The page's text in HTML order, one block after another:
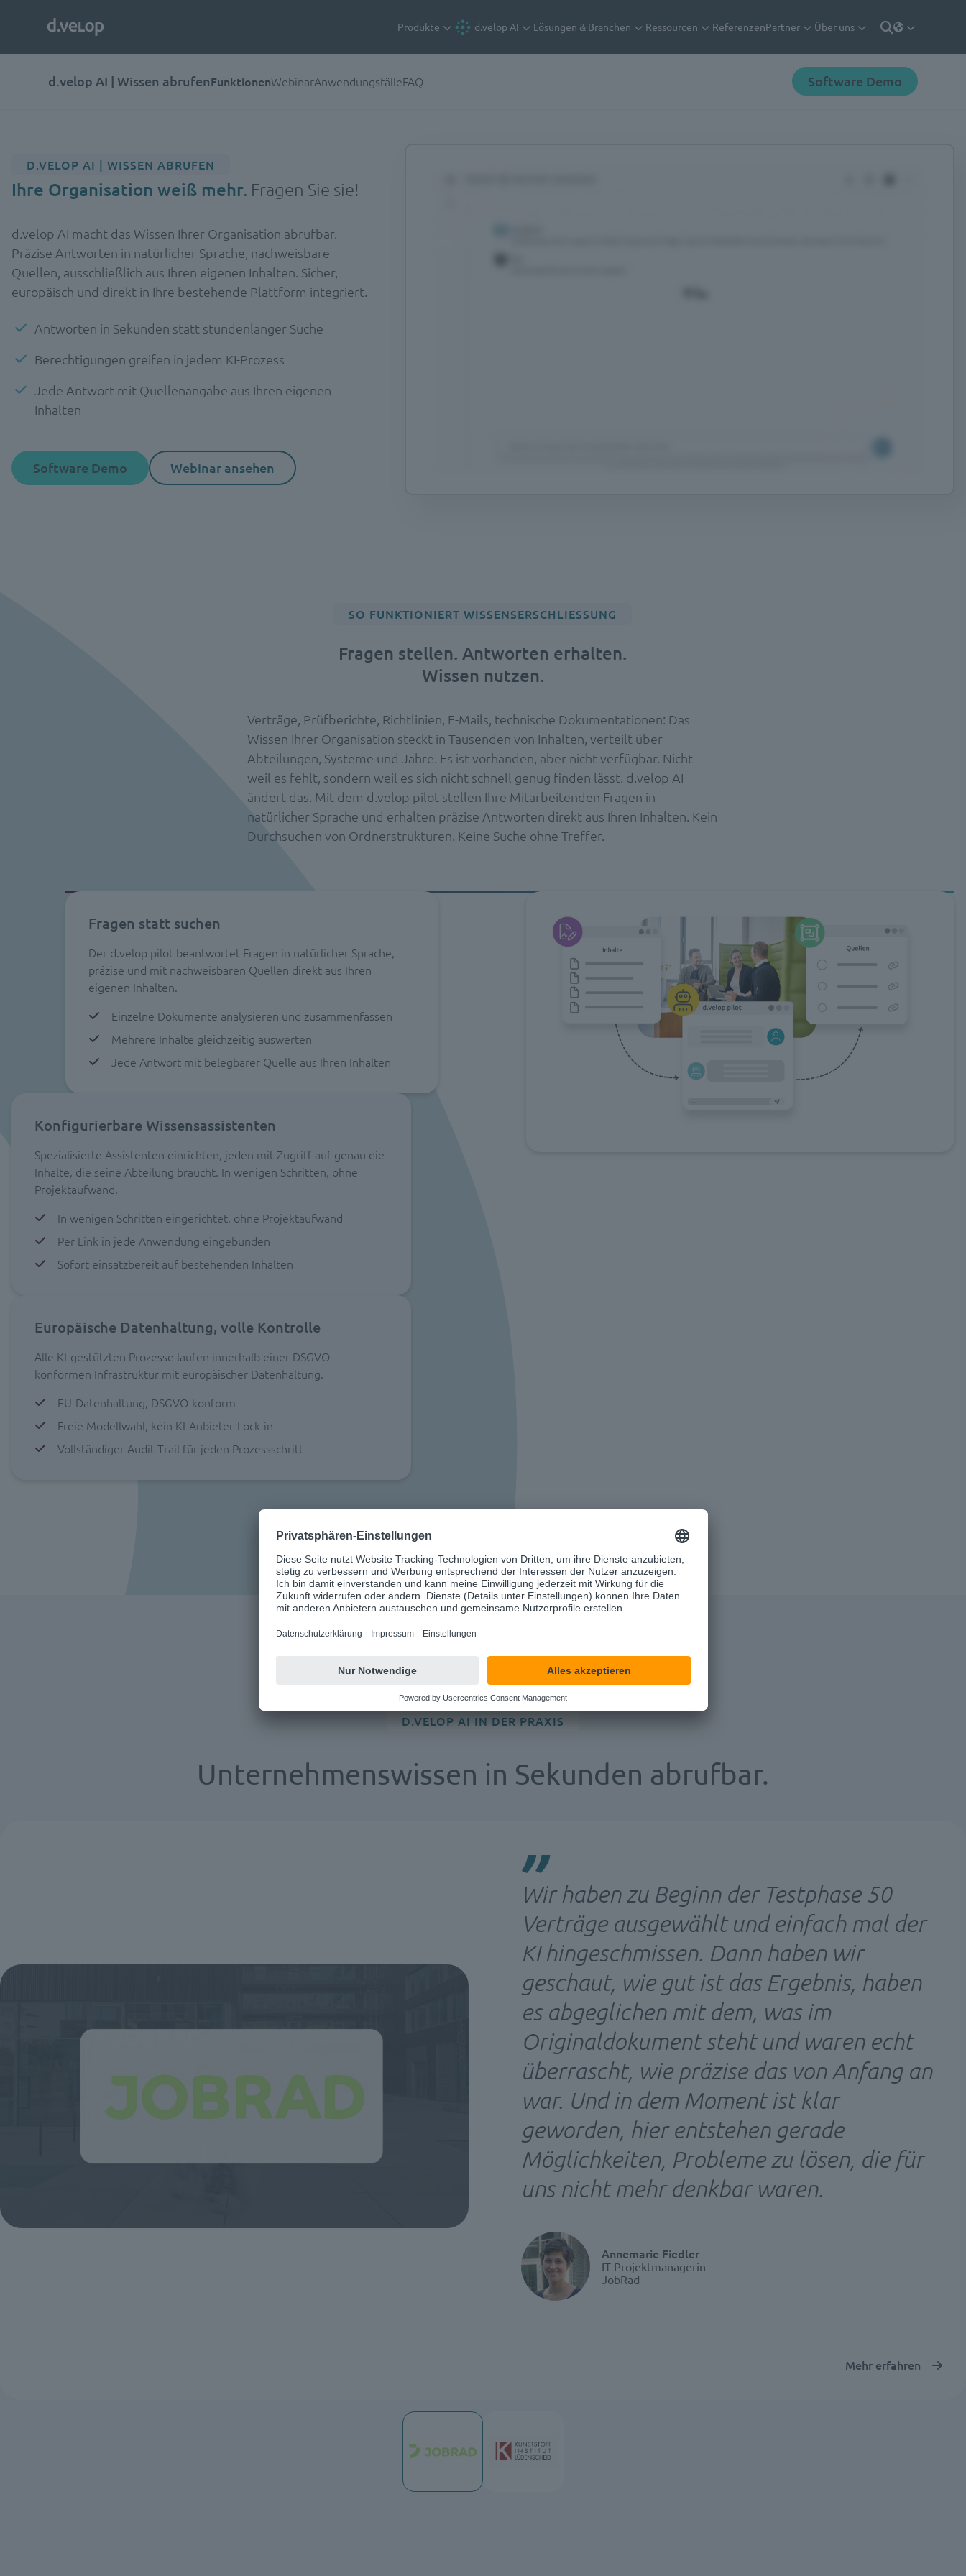
Produkte d.velop AI Lösungen & Branchen Ressourcen ReferenzenPartner Über uns Deutsch
d.velop AI | Wissen abrufen Software Demo
FunktionenWebinarAnwendungsfälleFAQ
D.VELOP AI | WISSEN ABRUFEN
Ihre Organisation weiß mehr. Fragen Sie sie!
d.velop AI macht das Wissen Ihrer Organisation abrufbar.
Präzise Antworten in natürlicher Sprache, nachweisbare
Quellen, ausschließlich aus Ihren eigenen Inhalten. Sicher,
europäisch und direkt in Ihre bestehende Plattform integriert.
Antworten in Sekunden statt stundenlanger Suche
Berechtigungen greifen in jedem KI-Prozess
Jede Antwort mit Quellenangabe aus Ihren eigenen
Inhalten
Software Demo Webinar ansehen
SO FUNKTIONIERT WISSENSERSCHLIESSUNG
Fragen stellen. Antworten erhalten.
Wissen nutzen.
Verträge, Prüfberichte, Richtlinien, E-Mails, technische Dokumentationen: Das
Wissen Ihrer Organisation steckt in Tausenden von Inhalten, verteilt über
Abteilungen, Systeme und Jahre. Es ist vorhanden, aber nicht verfügbar. Nicht
weil es fehlt, sondern weil es sich nicht schnell genug finden lässt. d.velop AI
ändert das. Mit dem d.velop pilot stellen Ihre Mitarbeitenden Fragen in
natürlicher Sprache und erhalten präzise Antworten direkt aus Ihren Inhalten. Kein
Durchsuchen von Ordnerstrukturen. Keine Suche ohne Treffer.
Fragen statt suchen
Der d.velop pilot beantwortet Fragen in natürlicher Sprache,
präzise und mit nachweisbaren Quellen direkt aus Ihren
eigenen Inhalten.
Einzelne Dokumente analysieren und zusammenfassen
Mehrere Inhalte gleichzeitig auswerten
Jede Antwort mit belegbarer Quelle aus Ihren Inhalten
Konfigurierbare Wissensassistenten
Spezialisierte Assistenten einrichten, jeden mit Zugriff auf genau die
Inhalte, die seine Abteilung braucht. In wenigen Schritten, ohne
Projektaufwand.
In wenigen Schritten eingerichtet, ohne Projektaufwand
Per Link in jede Anwendung eingebunden
Sofort einsatzbereit auf bestehenden Inhalten
Europäische Datenhaltung, volle Kontrolle
Alle KI-gestützten Prozesse laufen innerhalb einer DSGVO-
konformen Infrastruktur mit europäischer Datenhaltung.
EU-Datenhaltung, DSGVO-konform
Freie Modellwahl, kein KI-Anbieter-Lock-in
Vollständiger Audit-Trail für jeden Prozessschritt
D.VELOP AI IN DER PRAXIS
Unternehmenswissen in Sekunden abrufbar.
Wir haben zu Beginn der Testphase 50
Verträge ausgewählt und einfach mal der
KI hingeschmissen. Dann haben wir
geschaut, wie gut ist das Ergebnis, haben
es abgeglichen mit dem, was im
Originaldokument steht und waren echt
überrascht, wie präzise das von Anfang an
war. Und in dem Moment ist klar
geworden, hier entstehen gerade
Möglichkeiten, Probleme zu lösen, die für
uns nicht mehr denkbar waren.
Annemarie Fiedler
IT-Projektmanagerin
JobRad
Mehr erfahren